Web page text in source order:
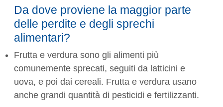
Da dove proviene la maggior parte
delle perdite e degli sprechi
alimentari?
Frutta e verdura sono gli alimenti più
comunemente sprecati, seguiti da latticini e
uova, e poi dai cereali. Frutta e verdura usano
anche grandi quantità di pesticidi e fertilizzanti.